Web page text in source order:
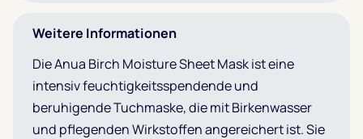
Weitere Informationen
Die Anua Birch Moisture Sheet Mask ist eine
intensiv feuchtigkeitsspendende und
beruhigende Tuchmaske, die mit Birkenwasser
und pflegenden Wirkstoffen angereichert ist. Sie